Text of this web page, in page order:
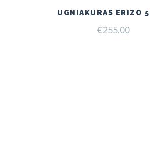
UGNIAKURAS ERIZO
€255.00